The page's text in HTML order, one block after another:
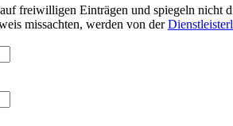
freiwilligen Einträgen und spiegeln nicht
missachten, werden von der